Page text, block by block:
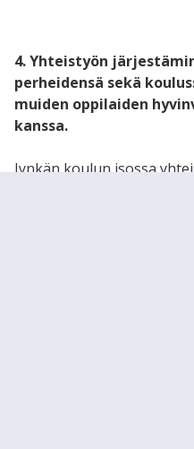
4. Yhteistyön
perheidensä sekä
muiden oppilaiden
kanssa.
Jynkän koulun isossa